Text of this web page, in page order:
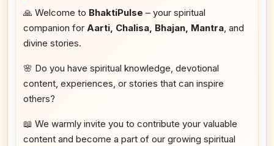
🙏 Welcome to BhaktiPulse – your spiritual
companion for Aarti, Chalisa, Bhajan, Mantra, and
divine stories.
🌸 Do you have spiritual knowledge, devotional
content, experiences, or stories that can inspire
others?
📖 We warmly invite you to contribute your valuable
content and become a part of our growing spiritual